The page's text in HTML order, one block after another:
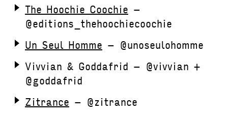
The Hoochie Coochie –
@editions_thehoochiecoochie
Un Seul Homme – @unoseulohomme
Vivvian & Goddafrid – @vivvian +
@goddafrid
Zitrance – @zitrance